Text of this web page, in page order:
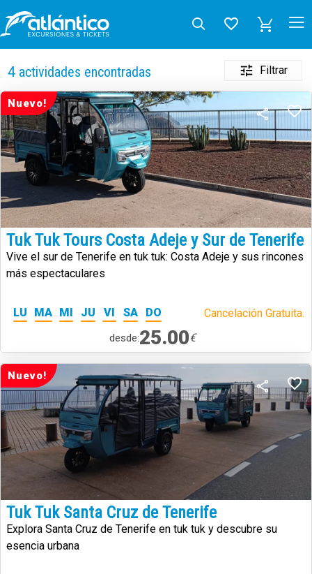
4actividades encontradas Filtrar
Nuevo!
Tuk Tuk Tours Costa Adeje y Sur de Tenerife
Vive el sur de Tenerife en tuk tuk: Costa Adeje y sus rincones
más espectaculares
LU MA MI JU VI SA DO Cancelación Gratuita.
desde:25.00€
Nuevo!
Tuk Tuk Santa Cruz de Tenerife
Explora Santa Cruz de Tenerife en tuk tuk y descubre su
esencia urbana